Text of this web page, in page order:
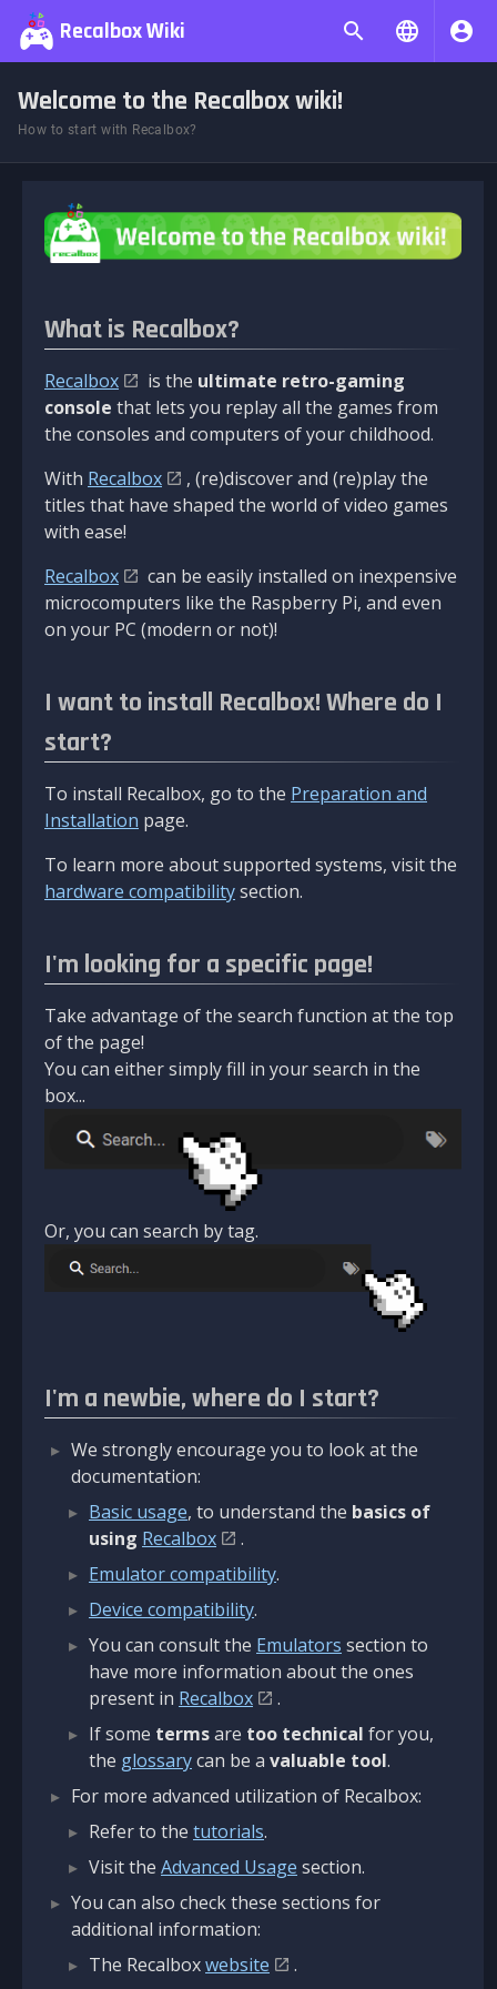
Recalbox Wiki
Welcome to the Recalbox wiki!
How to start with Recalbox?
What is Recalbox?
Recalbox is the ultimate retro-gaming
console that lets you replay all the games from
the consoles and computers of your childhood.
With Recalbox
, (re)discover and (re)play the
titles that have shaped the world of video games
with ease!
Recalbox
can be easily installed on inexpensive
microcomputers like the Raspberry Pi, and even
on your PC (modern or not)!
I want to install Recalbox! Where do I
start?
To install Recalbox, go to the Preparation and
Installation page.
To learn more about supported systems, visit the
hardware compatibilitysection.
I'm looking for a specific page!
Take advantage of the search function at the top
of the page!
You can either simply fill in your search in the
box...
Or, you can search by tag.
I'm a newbie, where do I start?
We strongly encourage you to look at the
documentation:
Basic usage, to understand the basics of
using Recalbox
.
Emulator compatibility.
Device compatibility.
You can consult the Emulators section to
have more information about the ones
present in Recalbox
.
If some termsare too technical for you,
the glossarycan be a valuable tool.
For more advanced utilization of Recalbox:
Refer to the tutorials.
Visit the Advanced Usage section.
You can also check these sections for
additional information:
The Recalboxwebsite
.